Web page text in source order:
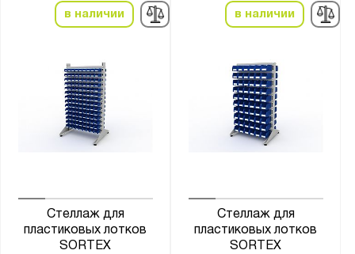
в наличии
Стеллаж для
пластиковых лотков
SORTEX
в наличии
Стеллаж для
пластиковых лотков
SORTEX